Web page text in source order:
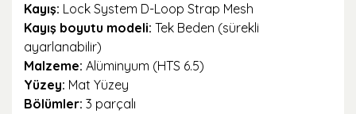
Kayış: Lock System D-Loop Strap Mesh
Kayış boyutu modeli: Tek Beden (sürekli
ayarlanabilir)
Malzeme: Alüminyum (HTS 6.5)
Yüzey: Mat Yüzey
Bölümler: 3 parçalı